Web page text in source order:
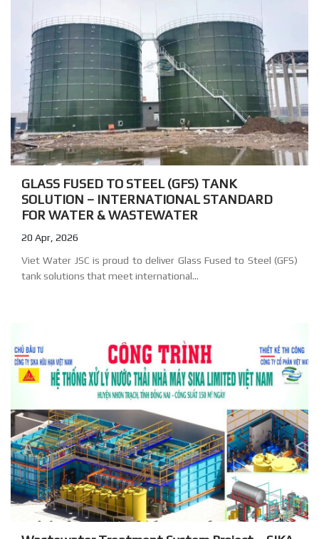
GLASS FUSED TO STEEL (GFS) TANK
SOLUTION – INTERNATIONAL STANDARD
FOR WATER & WASTEWATER
20 Apr, 2026
Viet Water JSC is proud to deliver Glass Fused to Steel (GFS)
tank solutions that meet international...